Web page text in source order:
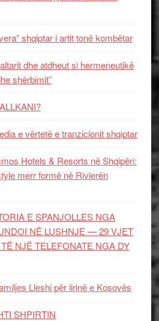
shqiptar i artit tonë kombëtar
dhe atdheut si hermeneutikë
shërbimit”
e vërtetë e tranzicionit shqiptar
Hotels & Resorts në Shqipëri:
merr formë në Rivierën
E SPANJOLLES NGA
NË LUSHNJE — 29 VJET
NJË TELEFONATE NGA DY
Lleshi për lirinë e Kosovës
SHPIRTIN